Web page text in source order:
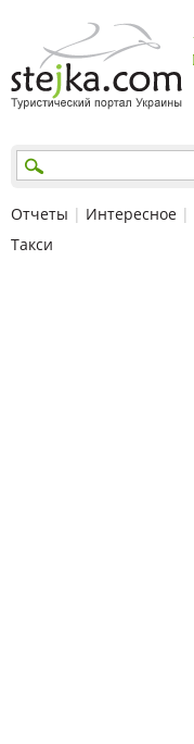
Отчеты | Интересное |
Такси